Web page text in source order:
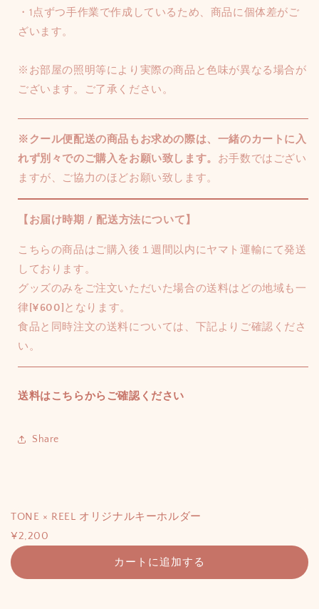
・1点ずつ手作業で作成しているため、商品に個体差がご
ざいます。
※お部屋の照明等により実際の商品と色味が異なる場合が
ございます。ご了承ください。
※クール便配送の商品もお求めの際は、一緒のカートに入
れず別々でのご購入をお願い致します。 お手数ではござい
ますが、ご協力のほどお願い致します。
【お届け時期 / 配送方法について】
こちらの商品はご購入後１週間以内にヤマト運輸にて発送
しております。
グッズのみをご注文いただいた場合の送料はどの地域も一
律[¥600] となります。
食品と同時注文の送料については、下記よりご確認くださ
い。
送料はこちらからご確認ください
Share
TONE × REEL オリジナルキーホルダー
¥2,200
カートに追加する